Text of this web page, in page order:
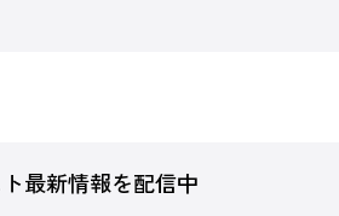
最新情報を配信中